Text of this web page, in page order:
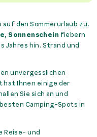
den Sommerurlaub zu.
Sonnenschein fiebern
Jahres hin. Strand und
unvergesslichen
hat Ihnen einige der
Sie sich an und
Camping-Spots in
Reise- und